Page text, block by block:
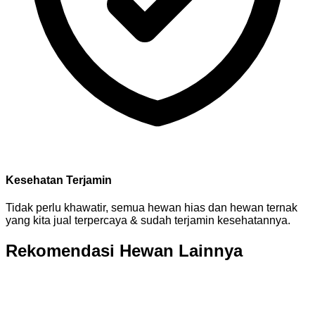
Kesehatan Terjamin
Tidak perlu khawatir, semua hewan hias dan hewan ternak
yang kita jual terpercaya & sudah terjamin kesehatannya.
Rekomendasi Hewan Lainnya